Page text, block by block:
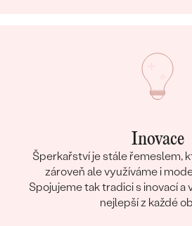
Inovace
Šperkařství je stále řemeslem,
zároveň ale využíváme i
Spojujeme tak tradici s inovací a
nejlepší z každé